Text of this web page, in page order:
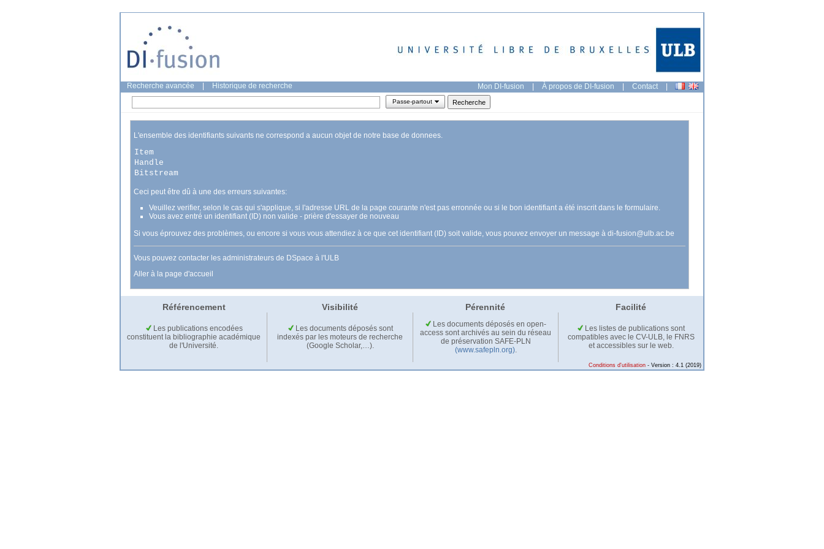
Recherche avancée Historique de recherche Mon DI-fusion | À propos de DI-fusion | Contact |
Passe-partout
L'ensemble des identifiants suivants ne correspond a aucun objet de notre base de donnees.
Item
Handle
Bitstream
Ceci peut être dû à une des erreurs suivantes:
Veuillez verifier, selon le cas qui s'applique, si l'adresse URL de la page courante n'est pas erronnée ou si le bon identifiant a été inscrit dans le formulaire.
Vous avez entré un identifiant (ID) non valide - prière d'essayer de nouveau
Si vous éprouvez des problèmes, ou encore si vous vous attendiez à ce que cet identifiant (ID) soit valide, vous pouvez envoyer un message à di-fusion@ulb.ac.be
Vous pouvez contacter les administrateurs de DSpace à l'ULB
Aller à la page d'accueil
Référencement Visibilité Pérennité Facilité
Les publications encodées
constituent la bibliographie académique
de l'Université.
Les documents déposés sont
indexés par les moteurs de recherche
(Google Scholar,…).
Les documents déposés en open-
access sont archivés au sein du réseau
de préservation SAFE-PLN
(www.safepln.org).
Les listes de publications sont
compatibles avec le CV-ULB, le FNRS
et accessibles sur le web.
Conditions d'utilisation - Version : 4.1 (2019)